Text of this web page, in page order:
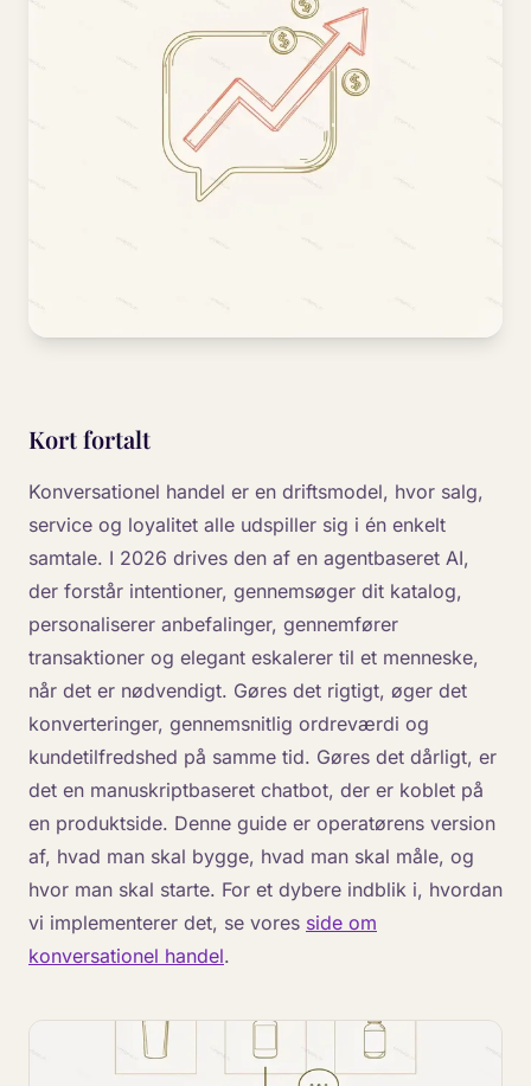
Kort fortalt
Konversationel handel er en driftsmodel, hvor salg,
service og loyalitet alle udspiller sig i én enkelt
samtale. I 2026 drives den af en agentbaseret AI,
der forstår intentioner, gennemsøger dit katalog,
personaliserer anbefalinger, gennemfører
transaktioner og elegant eskalerer til et menneske,
når det er nødvendigt. Gøres det rigtigt, øger det
konverteringer, gennemsnitlig ordreværdi og
kundetilfredshed på samme tid. Gøres det dårligt, er
det en manuskriptbaseret chatbot, der er koblet på
en produktside. Denne guide er operatørens version
af, hvad man skal bygge, hvad man skal måle, og
hvor man skal starte. For et dybere indblik i, hvordan
vi implementerer det, se vores side om
konversationel handel.